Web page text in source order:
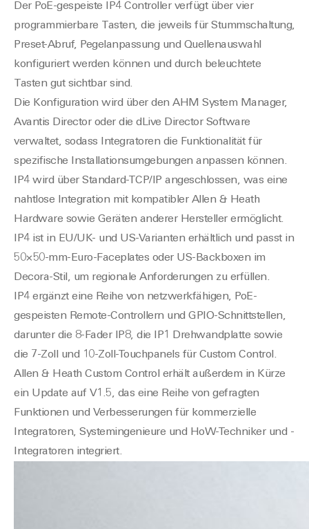
Der PoE-gespeiste IP4 Controller verfügt über vier
programmierbare Tasten, die jeweils für Stummschaltung,
Preset-Abruf, Pegelanpassung und Quellenauswahl
konfiguriert werden können und durch beleuchtete
Tasten gut sichtbar sind.
Die Konfiguration wird über den AHM System Manager,
Avantis Director oder die dLive Director Software
verwaltet, sodass Integratoren die Funktionalität für
spezifische Installationsumgebungen anpassen können.
IP4 wird über Standard-TCP/IP angeschlossen, was eine
nahtlose Integration mit kompatibler Allen & Heath
Hardware sowie Geräten anderer Hersteller ermöglicht.
IP4 ist in EU/UK- und US-Varianten erhältlich und passt in
50×50-mm-Euro-Faceplates oder US-Backboxen im
Decora-Stil, um regionale Anforderungen zu erfüllen.
IP4 ergänzt eine Reihe von netzwerkfähigen, PoE-
gespeisten Remote-Controllern und GPIO-Schnittstellen,
darunter die 8-Fader IP8, die IP1 Drehwandplatte sowie
die 7-Zoll und 10-Zoll-Touchpanels für Custom Control.
Allen & Heath Custom Control erhält außerdem in Kürze
ein Update auf V1.5, das eine Reihe von gefragten
Funktionen und Verbesserungen für kommerzielle
Integratoren, Systemingenieure und HoW-Techniker und -
Integratoren integriert.